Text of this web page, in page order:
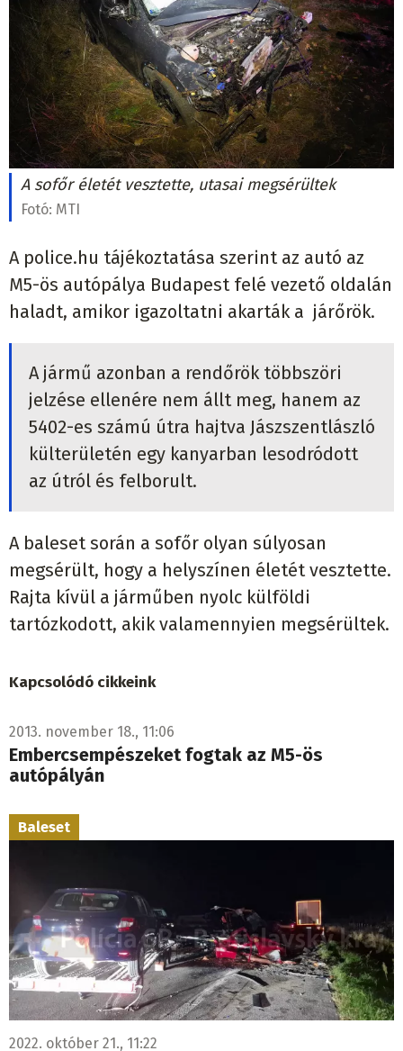
A sofőr életét vesztette, utasai megsérültek
Fotó: MTI
A police.hu tájékoztatása szerint az autó az
M5-ös autópálya Budapest felé vezető oldalán
haladt, amikor igazoltatni akarták a járőrök.
A jármű azonban a rendőrök többszöri
jelzése ellenére nem állt meg, hanem az
5402-es számú útra hajtva Jászszentlászló
külterületén egy kanyarban lesodródott
az útról és felborult.
A baleset során a sofőr olyan súlyosan
megsérült, hogy a helyszínen életét vesztette.
Rajta kívül a járműben nyolc külföldi
tartózkodott, akik valamennyien megsérültek.
Kapcsolódó cikkeink
2013. november 18., 11:06
Embercsempészeket fogtak az M5-ös
autópályán
Baleset
2022. október 21., 11:22